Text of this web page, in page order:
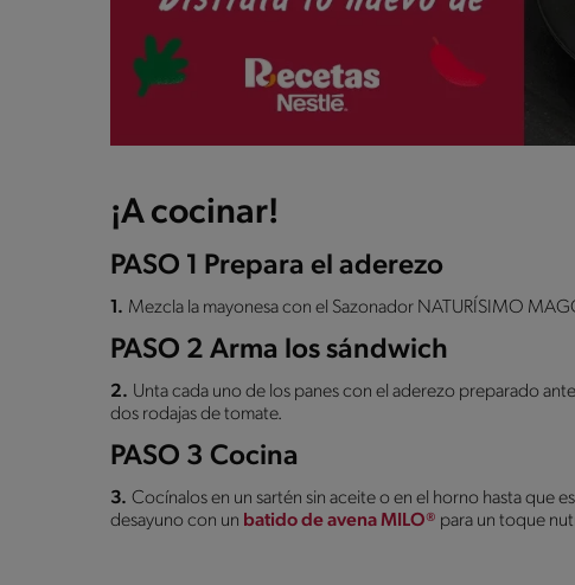
¡A cocinar!
PASO 1 Prepara el aderezo
1. Mezcla la mayonesa con el Sazonador NATURÍSIMO
PASO 2 Arma los sándwich
2. Unta cada uno de los panes con el aderezo preparado
dos rodajas de tomate.
PASO 3 Cocina
3. Cocínalos en un sartén sin aceite o en el horno hasta que
desayuno con un batido de avena MILO® para un toque